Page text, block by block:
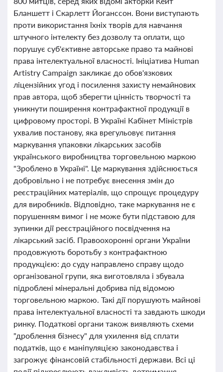
Бланшетт і Скарлетт Йоганссон. Вони виступають
проти використання їхніх творів для навчання
штучного інтелекту без дозволу та оплати, що
порушує суб'єктивне авторське право та майнові
права інтелектуальної власності. Ініціатива Human
Artistry Campaign закликає до обов'язкових
ліцензійних угод і посилення захисту немайнових
прав автора, щоб зберегти цінність творчості та
уникнути поширення контрафактної продукції в
цифровому просторі. В Україні Кабінет Міністрів
ухвалив постанову, яка врегульовує питання
маркування упаковки лікарських засобів
українського виробництва торговельною маркою
"Зроблено в Україні". Це маркування здійснюється
добровільно і не потребує внесення змін до
реєстраційних матеріалів, що спрощує процедуру
для виробників. Відповідно, таке маркування не є
порушенням вимог і не може бути підставою для
зупинки дії реєстраційного посвідчення на
лікарський засіб. Правоохоронні органи України
продовжують боротьбу з контрафактною
продукцією: до суду направлено справу щодо
організованої групи, яка виготовляла і збувала
підроблені мінеральні добрива під відомою
торговельною маркою. Такі дії порушують майнові
права інтелектуальної власності та завдають шкоди
ринку. Податкові органи також виявляють схеми
"дроблення бізнесу" для ухилення від сплати
податків, що є маніпуляцією законодавства і
загрожує фінансовій стабільності держави. Всі ці